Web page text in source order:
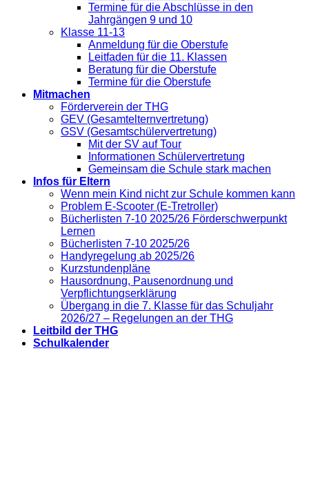
Termine für die Abschlüsse in den
Jahrgängen 9 und 10
Klasse 11-13
Anmeldung für die Oberstufe
Leitfaden für die 11. Klassen
Beratung für die Oberstufe
Termine für die Oberstufe
Mitmachen
Förderverein der THG
GEV (Gesamtelternvertretung)
GSV (Gesamtschülervertretung)
Mit der SV auf Tour
Informationen Schülervertretung
Gemeinsam die Schule stark machen
Infos für Eltern
Wenn mein Kind nicht zur Schule kommen kann
Problem E-Scooter (E-Tretroller)
Bücherlisten 7-10 2025/26 Förderschwerpunkt
Lernen
Bücherlisten 7-10 2025/26
Handyregelung ab 2025/26
Kurzstundenpläne
Hausordnung, Pausenordnung und
Verpflichtungserklärung
Übergang in die 7. Klasse für das Schuljahr
2026/27 – Regelungen an der THG
Leitbild der THG
Schulkalender